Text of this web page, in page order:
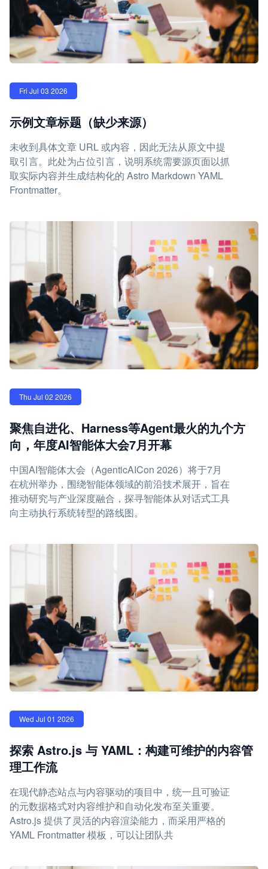
Fri Jul 03 2026
示例文章标题（缺少来源）
未收到具体文章 URL 或内容，因此无法从原文中提
取引言。此处为占位引言，说明系统需要源页面以抓
取实际内容并生成结构化的 Astro Markdown YAML
Frontmatter。
Thu Jul 02 2026
聚焦自进化、Harness等Agent最火的九个方
向，年度AI智能体大会7月开幕
中国AI智能体大会（AgenticAICon 2026）将于7月
在杭州举办，围绕智能体领域的前沿技术展开，旨在
推动研究与产业深度融合，探寻智能体从对话式工具
向主动执行系统转型的路线图。
Wed Jul 01 2026
探索 Astro.js 与 YAML：构建可维护的内容管
理工作流
在现代静态站点与内容驱动的项目中，统一且可验证
的元数据格式对内容维护和自动化发布至关重要。
Astro.js 提供了灵活的内容渲染能力，而采用严格的
YAML Frontmatter 模板，可以让团队共